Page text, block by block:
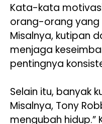
Kata-kata
orang-orang yang
Misalnya, kutipan
menjaga
pentingnya
Selain itu, banyak
Misalnya, Tony
mengubah